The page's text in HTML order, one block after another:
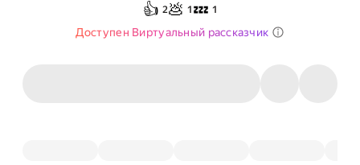
👍 2💩 1 💤 1
Доступен Виртуальный рассказчик